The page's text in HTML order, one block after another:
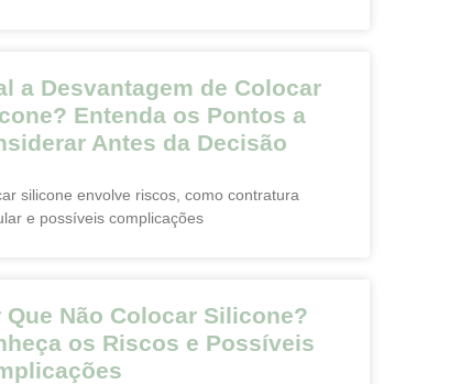
a Desvantagem de Colocar
Entenda os Pontos a
Antes da Decisão
silicone envolve riscos, como contratura
e possíveis complicações
Que Não Colocar Silicone?
os Riscos e Possíveis